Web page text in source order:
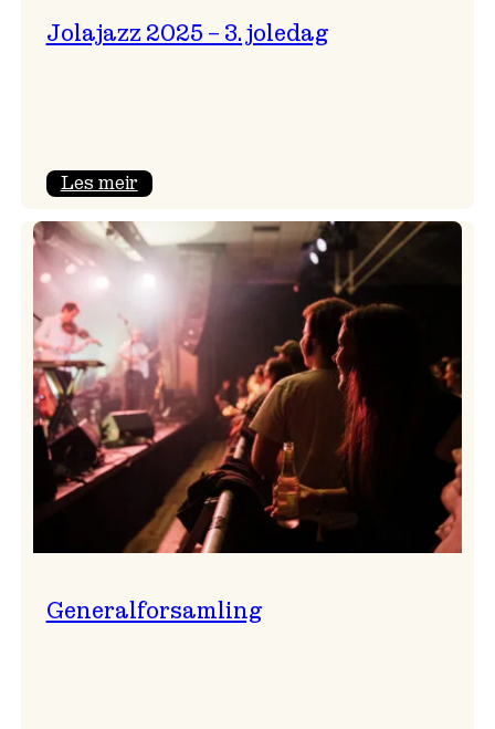
Jolajazz 2025 – 3. joledag
Les meir:
2025
–
joledag
Generalforsamling